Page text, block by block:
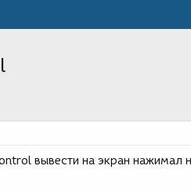
вывести на экран нажимал